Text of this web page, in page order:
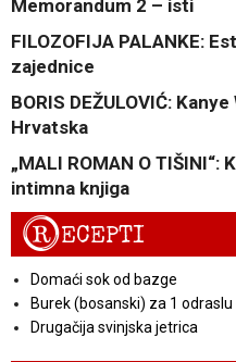
Memorandum 2 – isti
FILOZOFIJA PALANKE:
zajednice
BORIS DEŽULOVIĆ:
Hrvatska
„MALI ROMAN O
intimna knjiga
RECEPTI
Domaći sok od bazge
Burek (bosanski) za 1 odraslu
Drugačija svinjska jetrica